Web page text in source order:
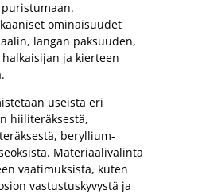
ominaisuudet
langan paksuuden,
ja kierteen
useista eri
hiiliteräksestä,
beryllium-
Materiaalivalinta
vaatimuksista, kuten
vastustuskyvystä ja